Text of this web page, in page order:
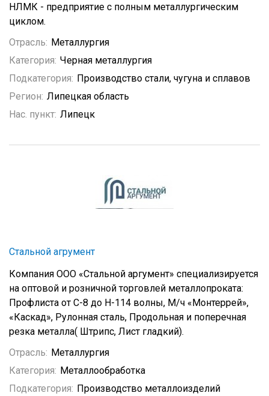
НЛМК - предприятие с полным металлургическим
циклом.
Отрасль: Металлургия
Категория: Черная металлургия
Подкатегория: Производство стали, чугуна и сплавов
Регион: Липецкая область
Нас. пункт: Липецк
Стальной агрумент
Компания ООО «Стальной аргумент» специализируется
на оптовой и розничной торговлей металлопроката:
Профлиста от С-8 до Н-114 волны, М/ч «Монтеррей»,
«Каскад», Рулонная сталь, Продольная и поперечная
резка металла( Штрипс, Лист гладкий).
Отрасль: Металлургия
Категория: Металлообработка
Подкатегория: Производство металлоизделий